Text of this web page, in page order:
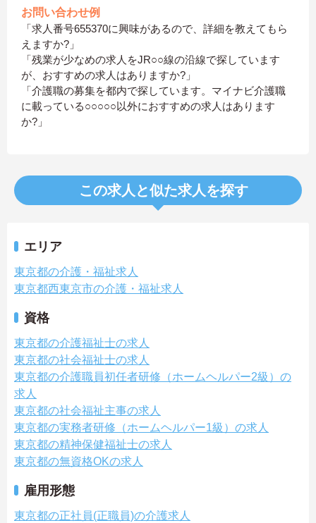
お問い合わせ例
「求人番号655370に興味があるので、詳細を教えてもら
えますか?」
「残業が少なめの求人をJR○○線の沿線で探しています
が、おすすめの求人はありますか?」
「介護職の募集を都内で探しています。マイナビ介護職
に載っている○○○○○以外におすすめの求人はあります
か?」
この求人と似た求人を探す
エリア
東京都の介護・福祉求人
東京都西東京市の介護・福祉求人
資格
東京都の介護福祉士の求人
東京都の社会福祉士の求人
東京都の介護職員初任者研修（ホームヘルパー2級）の
求人
東京都の社会福祉主事の求人
東京都の実務者研修（ホームヘルパー1級）の求人
東京都の精神保健福祉士の求人
東京都の無資格OKの求人
雇用形態
東京都の正社員(正職員)の介護求人